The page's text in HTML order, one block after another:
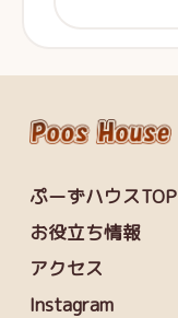
ぷーずハウスTOP
お役立ち情報
アクセス
Instagram